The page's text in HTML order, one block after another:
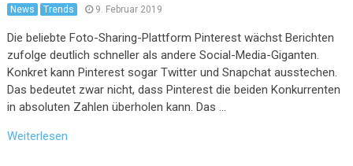
News Trends 9. Februar 2019
Die beliebte Foto-Sharing-Plattform Pinterest wächst Berichten
zufolge deutlich schneller als andere Social-Media-Giganten.
Konkret kann Pinterest sogar Twitter und Snapchat ausstechen.
Das bedeutet zwar nicht, dass Pinterest die beiden Konkurrenten
in absoluten Zahlen überholen kann. Das …
Weiterlesen